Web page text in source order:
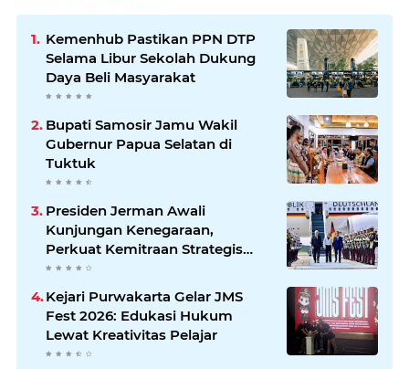
Kemenhub Pastikan PPN DTP
Selama Libur Sekolah Dukung
Daya Beli Masyarakat
Bupati Samosir Jamu Wakil
Gubernur Papua Selatan di
Tuktuk
Presiden Jerman Awali
Kunjungan Kenegaraan,
Perkuat Kemitraan Strategis
Indonesia–Jerman
Kejari Purwakarta Gelar JMS
Fest 2026: Edukasi Hukum
Lewat Kreativitas Pelajar